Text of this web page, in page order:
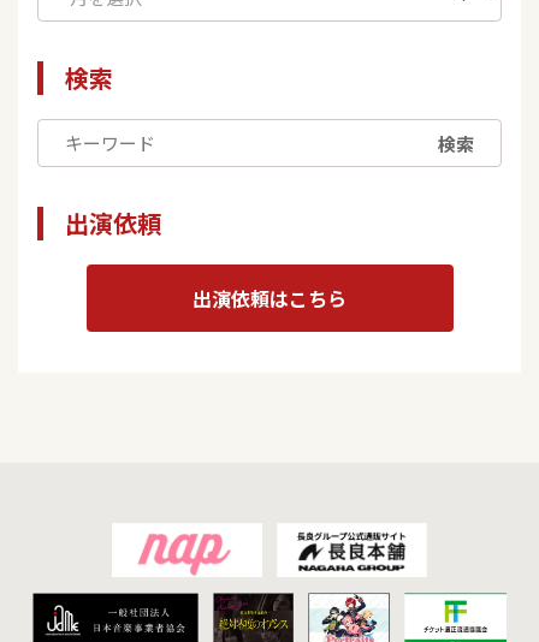
検索
検索
出演依頼
出演依頼はこちら